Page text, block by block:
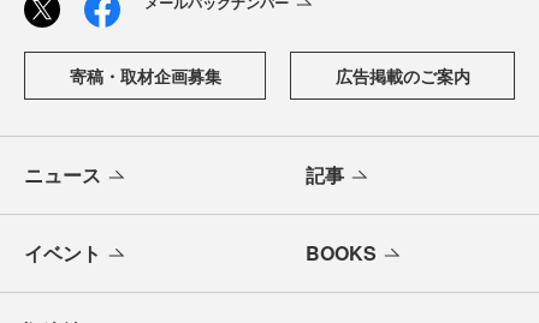
技術情報メディアです。技術選定、アーキテクチャ、チー
ムづくりなど、開発現場の正解のない問いに向き合うエン